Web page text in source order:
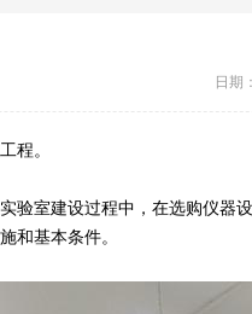
日期
程。
验室建设过程中，在选购仪器
和基本条件。